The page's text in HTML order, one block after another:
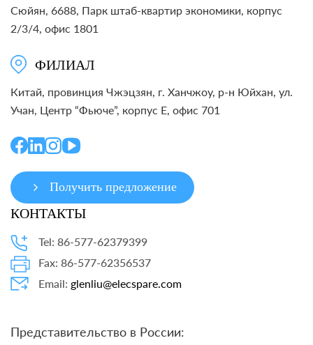
Сюйян, 6688, Парк штаб-квартир экономики, корпус
2/3/4, офис 1801
ФИЛИАЛ
Китай, провинция Чжэцзян, г. Ханчжоу, р-н Юйхан, ул.
Учан, Центр “Фьюче”, корпус E, офис 701
Получить предложение
КОНТАКТЫ
Tel: 86-577-62379399
Fax: 86-577-62356537
Email: glenliu@elecspare.com
Представительство в России: